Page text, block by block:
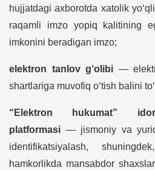
hujjatdagi axborotda xatolik
raqamli imzo yopiq kalitining
imkonini beradigan imzo;
elektron tanlov g‘olibi —
shartlariga muvofiq o‘tish balini
“Elektron hukumat”
platformasi — jismoniy va
identifikatsiyalash,
hamkorlikda mansabdor